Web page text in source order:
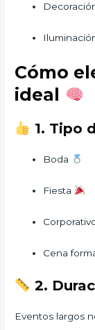
Cómo
ideal
1. Tipo
Boda
Fiesta
Cena
2.
Eventos largos